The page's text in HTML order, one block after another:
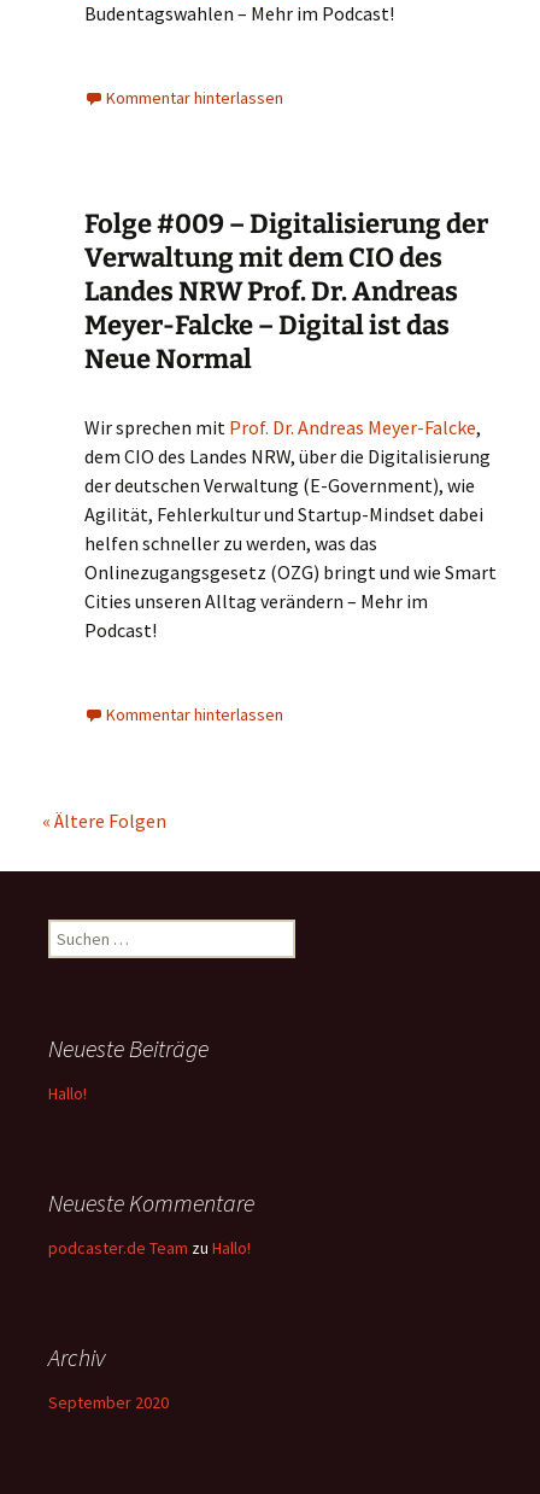
Budentagswahlen – Mehr im Podcast!
Kommentar hinterlassen
Folge #009 – Digitalisierung der
Verwaltung mit dem CIO des
Landes NRW Prof. Dr. Andreas
Meyer-Falcke – Digital ist das
Neue Normal
Wir sprechen mit Prof. Dr. Andreas Meyer-Falcke,
dem CIO des Landes NRW, über die Digitalisierung
der deutschen Verwaltung (E-Government), wie
Agilität, Fehlerkultur und Startup-Mindset dabei
helfen schneller zu werden, was das
Onlinezugangsgesetz (OZG) bringt und wie Smart
Cities unseren Alltag verändern – Mehr im
Podcast!
Kommentar hinterlassen
Show
« Ältere Folgen
Suchen
nach:
Neueste Beiträge
Hallo!
Neueste Kommentare
podcaster.de Team zu Hallo!
Archiv
September 2020